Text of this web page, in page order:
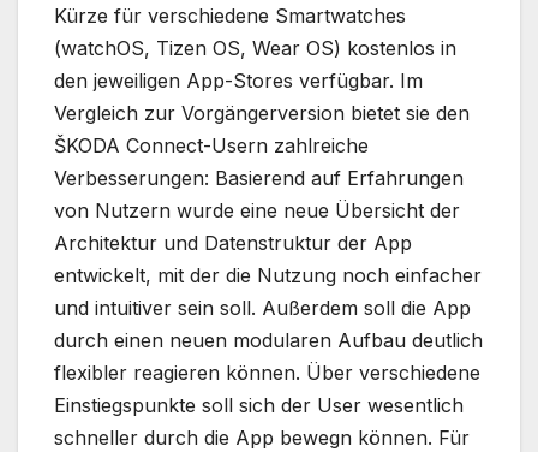
Kürze für verschiedene Smartwatches
(watchOS, Tizen OS, Wear OS) kostenlos in
den jeweiligen App-Stores verfügbar. Im
Vergleich zur Vorgängerversion bietet sie den
ŠKODA Connect-Usern zahlreiche
Verbesserungen: Basierend auf Erfahrungen
von Nutzern wurde eine neue Übersicht der
Architektur und Datenstruktur der App
entwickelt, mit der die Nutzung noch einfacher
und intuitiver sein soll. Außerdem soll die App
durch einen neuen modularen Aufbau deutlich
flexibler reagieren können. Über verschiedene
Einstiegspunkte soll sich der User wesentlich
schneller durch die App bewegn können. Für